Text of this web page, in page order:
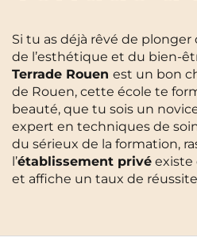
Bordeaux
Brest
Cergy-Pontoise
Chambéry NEW!
Gradignan
FR
FR
EN
Instagram
TikTokFacebookYouTube
Si tu as déjà rêvé de plonger
de l’esthétique et du bien-
Terrade Rouen est un bon
de Rouen, cette école te
beauté, que tu sois un
expert en techniques de
du sérieux de la formation,
l’établissement privé existe
et affiche un taux de